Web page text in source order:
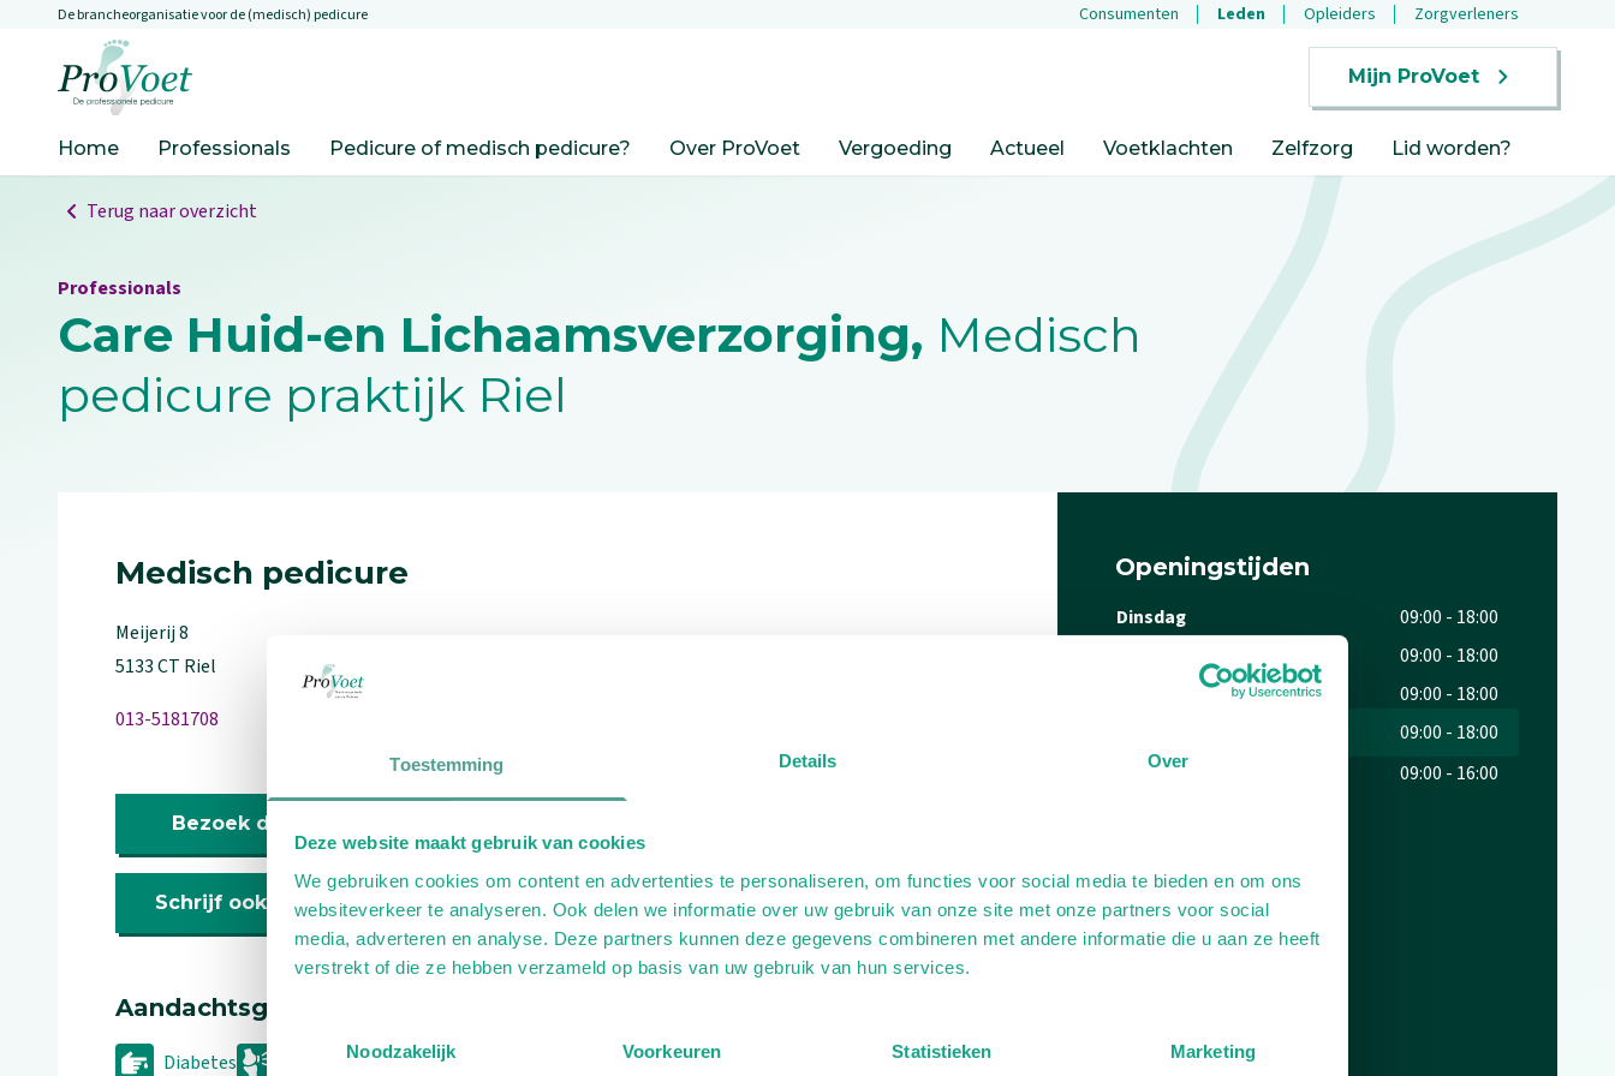
Toestemming Details Over
Deze website maakt gebruik van cookies
We gebruiken cookies om content en advertenties te personaliseren, om functies voor social media te bieden en om ons
websiteverkeer te analyseren. Ook delen we informatie over uw gebruik van onze site met onze partners voor social
media, adverteren en analyse. Deze partners kunnen deze gegevens combineren met andere informatie die u aan ze heeft
verstrekt of die ze hebben verzameld op basis van uw gebruik van hun services.
Toestemmingsselectie
Noodzakelijk
Voorkeuren Statistieken Marketing
Overslaan en naar de inhoud gaan
De brancheorganisatie voor de (medisch) pedicure Consumenten Leden Opleiders Zorgverleners
Mijn ProVoet
Home Professionals Pedicure of medisch pedicure? Over ProVoet Vergoeding Actueel Voetklachten Zelfzorg Lid worden?
Terug naar overzicht
Professionals
Care Huid-en Lichaamsverzorging, Medisch
pedicure praktijk Riel
Medisch pedicure
Meijerij8
5133 CT Riel
013-5181708
Bezoek de website
Schrijf ook een review
Aandachtsgebieden
Diabetes Sport
Openingstijden
DagTijd
Dinsdag
09:00 - 18:00
09:00 - 18:00
Donderdag
09:00 - 18:00
09:00 - 18:00
Zaterdag
09:00 - 16:00
Plan je route